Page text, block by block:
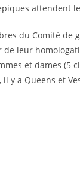
attendent
du Comité
leur
et dames (5
y a Queens et